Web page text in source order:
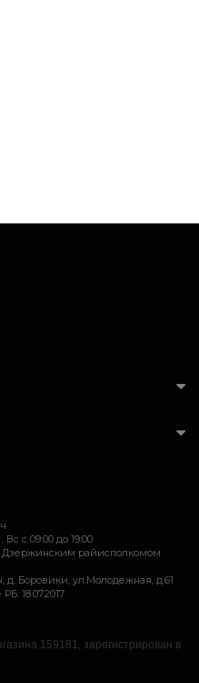
c 09:00 до 19:00
Дзержинским райисполкомом
Боровики, ул.Молодежная, д.61
18.07.2017
159181, зарегистрирован в